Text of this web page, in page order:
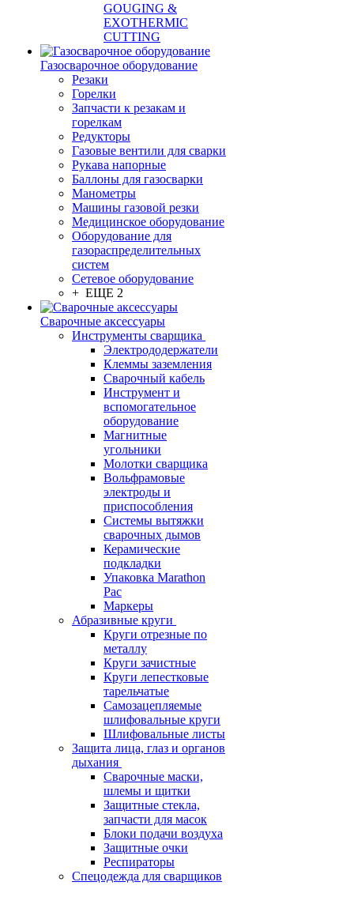
GOUGING &
EXOTHERMIC
CUTTING
Газосварочное оборудование
Резаки
Горелки
Запчасти к резакам и
горелкам
Редукторы
Газовые вентили для сварки
Рукава напорные
Баллоны для газосварки
Манометры
Машины газовой резки
Медицинское оборудование
Оборудование для
газораспределительных
систем
Сетевое оборудование
+ ЕЩЕ 2
Сварочные аксессуары
Инструменты сварщика
Электрододержатели
Клеммы заземления
Сварочный кабель
Инструмент и
вспомогательное
оборудование
Магнитные
угольники
Молотки сварщика
Вольфрамовые
электроды и
приспособления
Системы вытяжки
сварочных дымов
Керамические
подкладки
Упаковка Marathon
Pac
Маркеры
Абразивные круги
Круги отрезные по
металлу
Круги зачистные
Круги лепестковые
тарельчатые
Самозацепляемые
шлифовальные круги
Шлифовальные листы
Защита лица, глаз и органов
дыхания
Сварочные маски,
шлемы и щитки
Защитные стекла,
запчасти для масок
Блоки подачи воздуха
Защитные очки
Респираторы
Спецодежда для сварщиков